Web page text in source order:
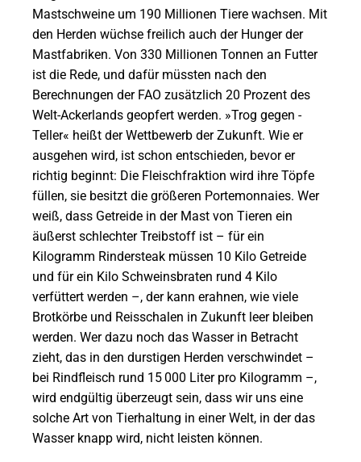
Mastschweine um 190 Millionen Tiere wachsen. Mit
den Herden wüchse freilich auch der Hunger der
Mastfabriken. Von 330 Millionen Tonnen an Futter
ist die Rede, und dafür müssten nach den
Berechnungen der FAO zusätzlich 20 Prozent des
Welt-Ackerlands geopfert werden. »Trog gegen ­
Teller« heißt der Wettbewerb der Zukunft. Wie er
ausgehen wird, ist schon entschieden, bevor er
richtig beginnt: Die Fleischfraktion wird ihre Töpfe
füllen, sie besitzt die größeren Portemonnaies. Wer
weiß, dass Getreide in der Mast von Tieren ein
äußerst schlechter Treibstoff ist – für ein
Kilogramm Rindersteak müssen 10 Kilo Getreide
und für ein Kilo Schweinsbraten rund 4 Kilo
verfüttert werden –, der kann erahnen, wie viele
Brotkörbe und Reisschalen in Zukunft leer bleiben
werden. Wer dazu noch das Wasser in Betracht
zieht, das in den durstigen Herden verschwindet –
bei Rindfleisch rund 15 000 Liter pro Kilogramm –,
wird endgültig überzeugt sein, dass wir uns eine
solche Art von Tierhaltung in einer Welt, in der das
Wasser knapp wird, nicht leisten können.